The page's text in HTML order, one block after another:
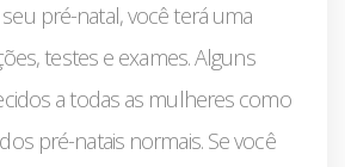
pré-natal, você terá uma
testes e exames. Alguns
a todas as mulheres como
pré-natais normais. Se você